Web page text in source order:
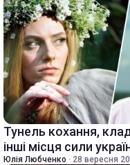
Тунель кохання,
інші місця сили
Юлія Любченко · 28 вересня